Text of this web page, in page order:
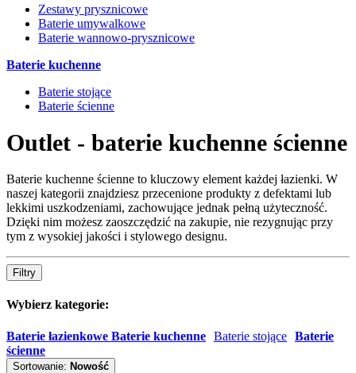
Zestawy prysznicowe
Baterie umywalkowe
Baterie wannowo-prysznicowe
Baterie kuchenne
Baterie stojące
Baterie ścienne
Outlet - baterie kuchenne ścienne
Baterie kuchenne ścienne to kluczowy element każdej łazienki. W
naszej kategorii znajdziesz przecenione produkty z defektami lub
lekkimi uszkodzeniami, zachowujące jednak pełną użyteczność.
Dzięki nim możesz zaoszczędzić na zakupie, nie rezygnując przy
tym z wysokiej jakości i stylowego designu.
Filtry
Wybierz kategorie:
Baterie łazienkowe Baterie kuchenne Baterie stojące Baterie
ścienne
Sortowanie: Nowość